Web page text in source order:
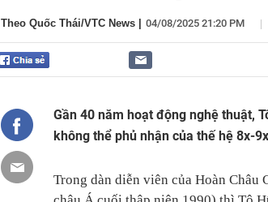
Theo Quốc Thái/VTC News 04/08/2025 21:20 PM |
Gần 40 năm hoạt động nghệ thuật,
không thể phủ nhận của thế hệ 8x-
Trong dàn diễn viên của Hoàn Châu